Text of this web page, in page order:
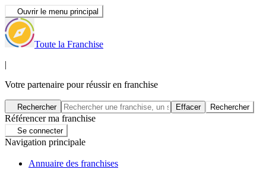
Ouvrir le menu principal
Toute la Franchise
|
Votre partenaire pour réussir en franchise
Rechercher Effacer Rechercher
Référencer ma franchise
Se connecter
Navigation principale
Annuaire des franchises